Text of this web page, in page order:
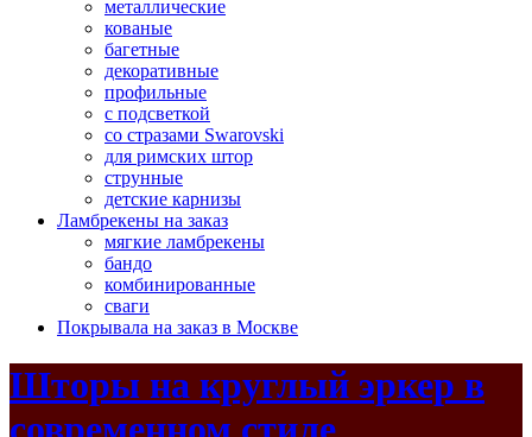
металлические
кованые
багетные
декоративные
профильные
с подсветкой
со стразами Swarovski
для римских штор
струнные
детские карнизы
Ламбрекены на заказ
мягкие ламбрекены
бандо
комбинированные
сваги
Покрывала на заказ в Москве
Шторы на круглый эркер в